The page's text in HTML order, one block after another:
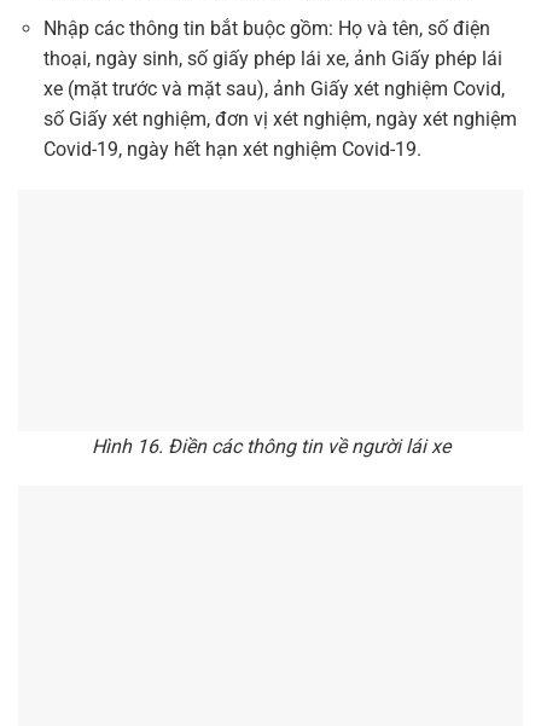
Nhập các thông tin bắt buộc gồm: Họ và tên, số điện
thoại, ngày sinh, số giấy phép lái xe, ảnh Giấy phép lái
xe (mặt trước và mặt sau), ảnh Giấy xét nghiệm Covid,
số Giấy xét nghiệm, đơn vị xét nghiệm, ngày xét nghiệm
Covid-19, ngày hết hạn xét nghiệm Covid-19.
Hình 16. Điền các thông tin về người lái xe